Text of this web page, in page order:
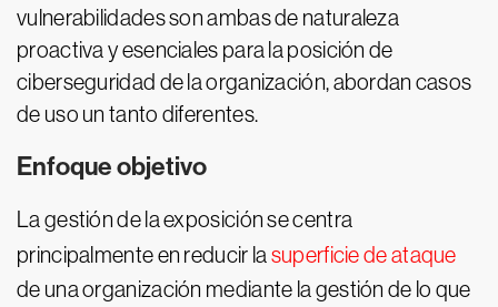
vulnerabilidades son ambas de naturaleza
proactiva y esenciales para la posición de
ciberseguridad de la organización, abordan casos
de uso un tanto diferentes.
Enfoque objetivo
La gestión de la exposición se centra
principalmente en reducir la superficie de ataque
de una organización mediante la gestión de lo que